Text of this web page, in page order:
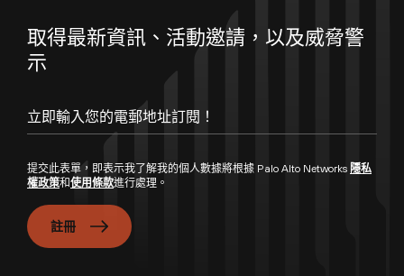
取得最新資訊、活動邀請，以及威脅警
示
提交此表單，即表示我了解我的個人數據將根據 Palo Alto Networks 隱私
權政策和使用條款進行處理。
註冊